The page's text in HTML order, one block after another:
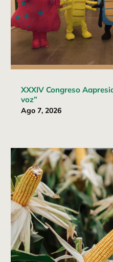
XXXIV Congreso
voz”
Ago 7, 2026